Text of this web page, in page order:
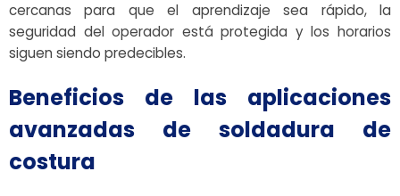
cercanas para que el aprendizaje sea rápido, la
seguridad del operador está protegida y los horarios
siguen siendo predecibles.
Beneficios de las aplicaciones
avanzadas de soldadura de
costura